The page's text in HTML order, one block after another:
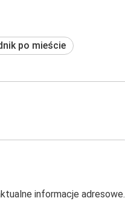
po mieście
informacje adresowe.